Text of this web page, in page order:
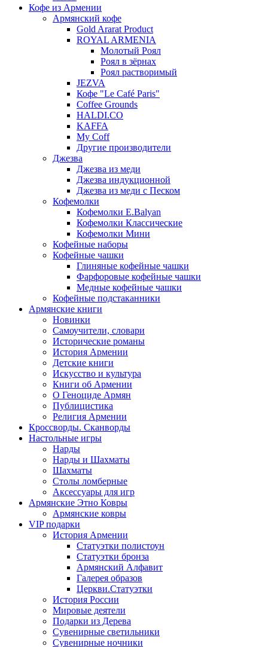
Кофе из Армении
Армянский кофе
Gold Ararat Product
ROYAL ARMENIA
Молотый Роял
Роял в зёрнах
Роял растворимый
JEZVA
Кофе "Le Café Paris"
Coffee Grounds
HALDI.CO
KAFFA
My Coff
Другие производители
Джезва
Джезва из меди
Джезва индукционной
Джезва из меди с Песком
Кофемолки
Кофемолки E.Balyan
Кофемолки Классические
Кофемолки Мини
Кофейные наборы
Кофейные чашки
Глиняные кофейные чашки
Фарфоровые кофейные чашки
Медные кофейные чашки
Кофейные подстаканники
Армянские книги
Новинки
Самоучители, словари
Исторические романы
История Армении
Детские книги
Иcкусство и культура
Книги об Армении
О Геноциде Армян
Публицистика
Религия Армении
Кроссворды. Сканворды
Настольные игры
Нарды
Нарды и Шахматы
Шахматы
Столы ломберные
Аксессуары для игр
Армянские Этно Ковры
Армянские ковры
VIP подарки
История Армении
Статуэтки полистоун
Статуэтки бронза
Армянский Алфавит
Галерея образов
Церкви.Статуэтки
История России
Мировые деятели
Подарки из Дерева
Сувенирные светильники
Сувенирные ночники